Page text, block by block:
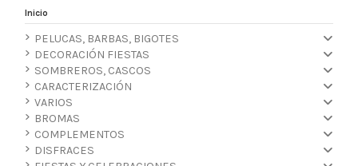
Inicio
PELUCAS, BARBAS, BIGOTES
DECORACIÓN FIESTAS
SOMBREROS, CASCOS
CARACTERIZACIÓN
VARIOS
BROMAS
COMPLEMENTOS
DISFRACES